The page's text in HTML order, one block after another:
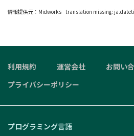
情報提供元： Midworks translation missing:
利用規約 運営会社 お問い
プライバシーポリシー
プログラミング言語